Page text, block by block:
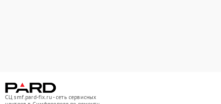
СЦ smf.pard-fix.ru - сеть сервисных